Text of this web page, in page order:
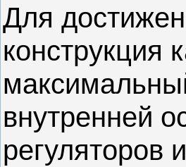
Для
конструкция
внутренней
регуляторов